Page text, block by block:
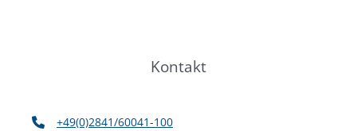
Kontakt
+49(0)2841/60041-100